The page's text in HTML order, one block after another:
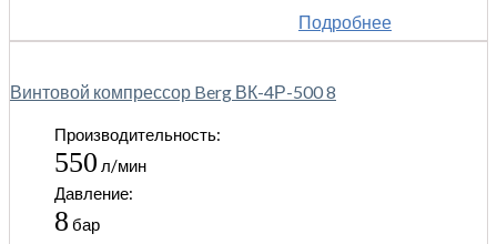
Подробнее
Винтовой компрессор Berg ВК-4Р-500 8
Производительность:
550 л/мин
Давление:
8 бар